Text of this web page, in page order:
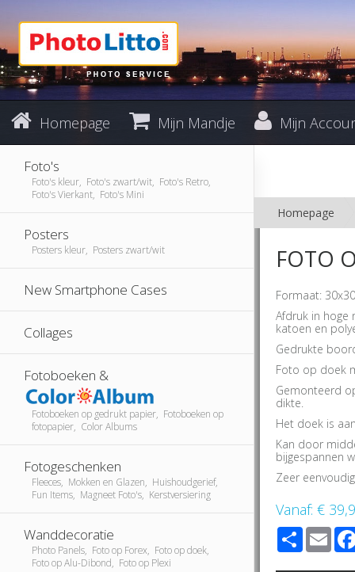
Homepage Mijn Mandje Mijn
Foto's
Foto's kleur, Foto's zwart/wit, Foto's Retro,
Foto's Vierkant, Foto's Mini
Posters
Posters kleur, Posters zwart/wit
New Smartphone Cases
Collages
Fotoboeken &
Fotoboeken op gedrukt papier, Fotoboeken op
fotopapier, Color Albums
Fotogeschenken
Fleeces, Mokken en Glazen, Huishoudgerief,
Fun Items, Magneet Foto's, Kerstversiering
Wanddecoratie
Photo Panels, Foto op Forex, Foto op doek,
Foto op Alu-Dibond, Foto op Plexi
Homepage
FOTO
Formaat:
Afdruk in hoge
katoen en
Gedrukte
Foto op doek
Gemonteerd
dikte.
Het doek is
Kan door
bijgespannen
Zeer
Vanaf:€
Share